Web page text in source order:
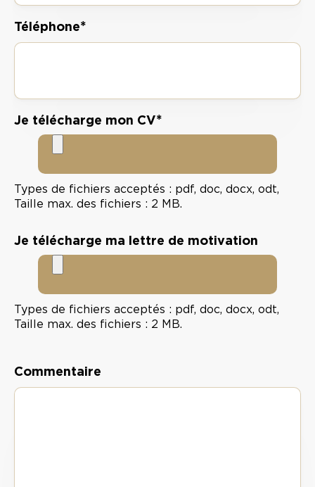
Téléphone*
Je télécharge mon CV*
Types de fichiers acceptés : pdf, doc, docx, odt,
Taille max. des fichiers : 2 MB.
Je télécharge ma lettre de motivation
Types de fichiers acceptés : pdf, doc, docx, odt,
Taille max. des fichiers : 2 MB.
Commentaire